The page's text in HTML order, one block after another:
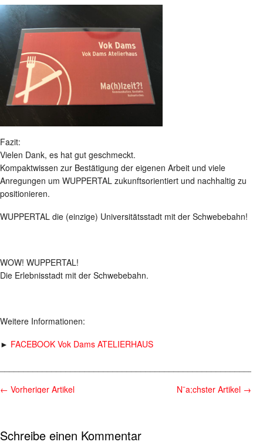
Fazit:
Vielen Dank, es hat gut geschmeckt.
Kompaktwissen zur Bestätigung der eigenen Arbeit und viele
Anregungen um WUPPERTAL zukunftsorientiert und nachhaltig zu
positionieren.
WUPPERTAL die (einzige) Universitätsstadt mit der Schwebebahn!
WOW! WUPPERTAL!
Die Erlebnisstadt mit der Schwebebahn.
Weitere Informationen:
► FACEBOOK Vok Dams ATELIERHAUS
← Vorheriger Artikel N¨a;chster Artikel →
Schreibe einen Kommentar